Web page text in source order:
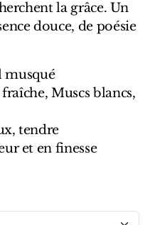
la grâce. Un
douce, de poésie
musqué
Muscs blancs,
tendre
et en finesse